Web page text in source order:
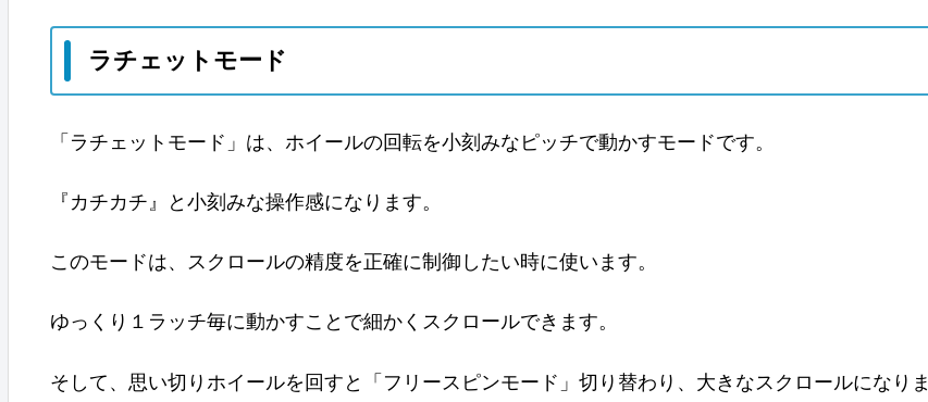
ラチェットモード
「ラチェットモード」は、ホイールの回転を小刻みなピッチで動かすモードです。
『カチカチ』と小刻みな操作感になります。
このモードは、スクロールの精度を正確に制御したい時に使います。
ゆっくり１ラッチ毎に動かすことで細かくスクロールできます。
そして、思い切りホイールを回すと「フリースピンモード」切り替わり、大きなスクロールになりま